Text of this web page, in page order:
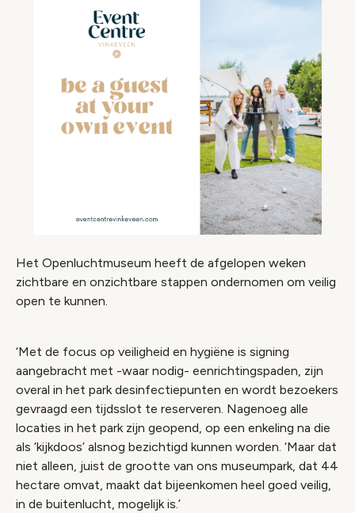
Het Openluchtmuseum heeft de afgelopen weken
zichtbare en onzichtbare stappen ondernomen om veilig
open te kunnen.
‘Met de focus op veiligheid en hygiëne is signing
aangebracht met -waar nodig- eenrichtingspaden, zijn
overal in het park desinfectiepunten en wordt bezoekers
gevraagd een tijdsslot te reserveren. Nagenoeg alle
locaties in het park zijn geopend, op een enkeling na die
als ‘kijkdoos’ alsnog bezichtigd kunnen worden. ‘Maar dat
niet alleen, juist de grootte van ons museumpark, dat 44
hectare omvat, maakt dat bijeenkomen heel goed veilig,
in de buitenlucht, mogelijk is.’